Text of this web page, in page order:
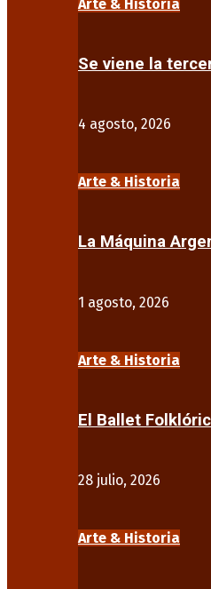
Arte & Historia
Se viene la
4 agosto, 2026
Arte & Historia
La Máquina
1 agosto, 2026
Arte & Historia
El Ballet
28 julio, 2026
Arte & Historia